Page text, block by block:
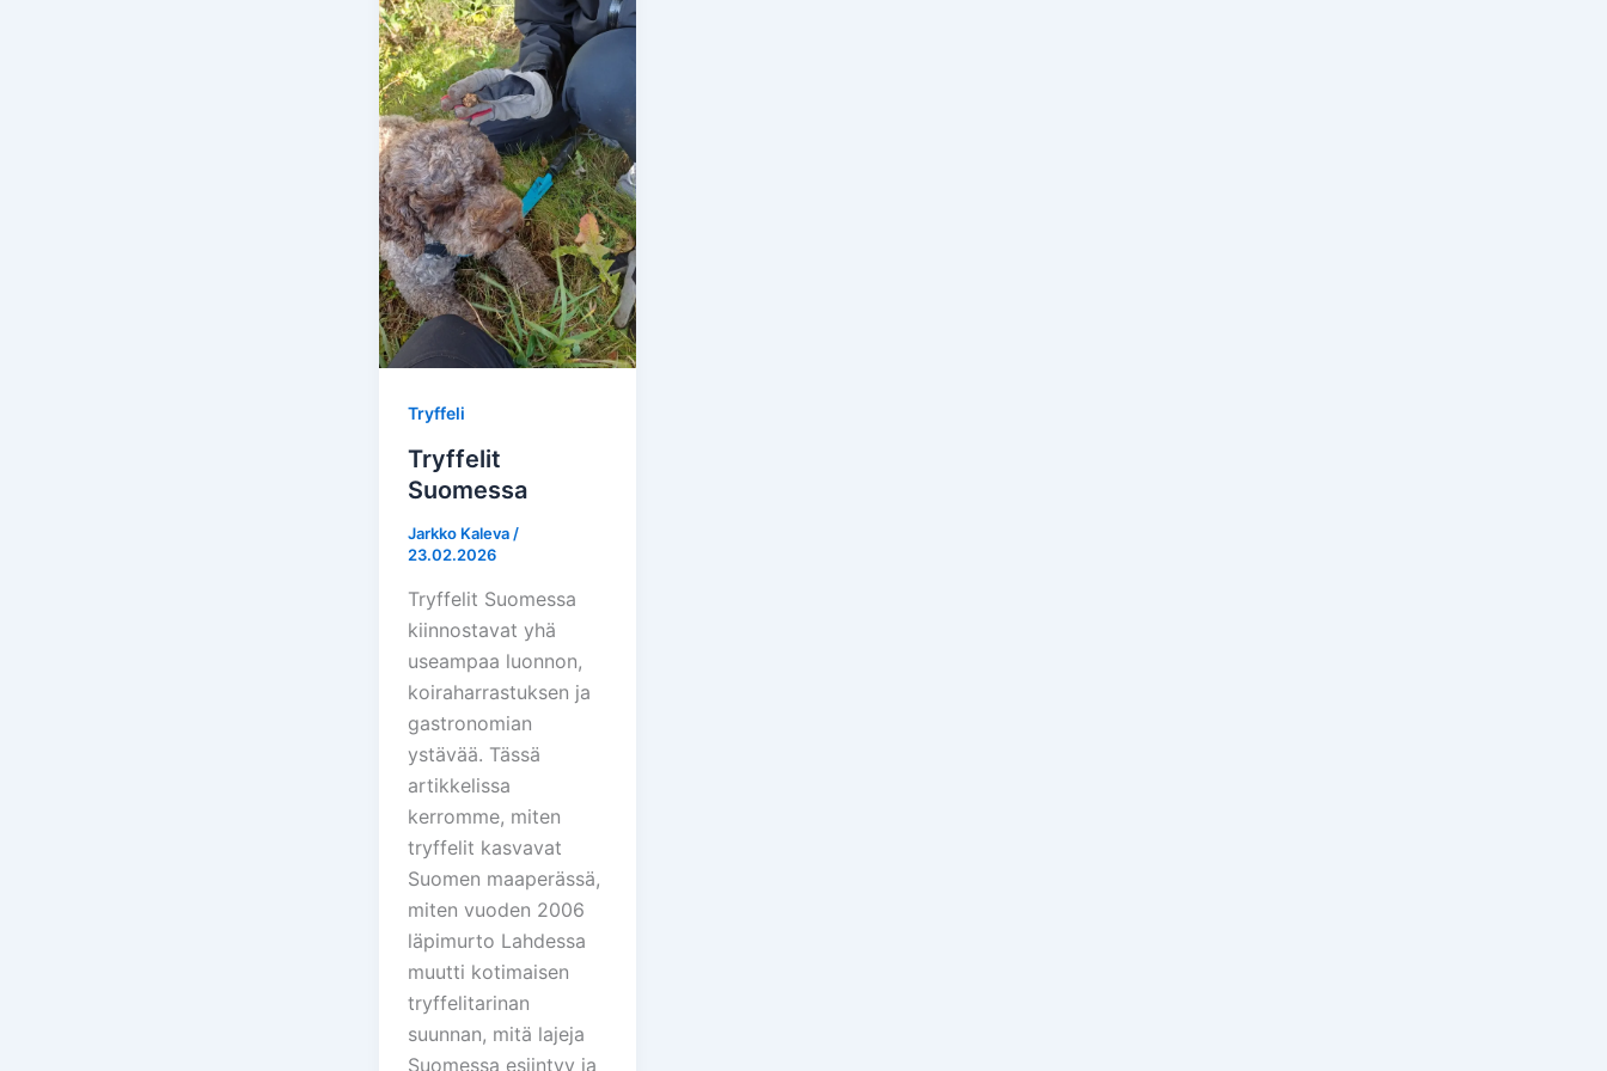
Tryffeli
Tryffelit
Suomessa
Jarkko Kaleva /
23.02.2026
Tryffelit Suomessa
kiinnostavat yhä
useampaa luonnon,
koiraharrastuksen ja
gastronomian
ystävää. Tässä
artikkelissa
kerromme, miten
tryffelit kasvavat
Suomen maaperässä,
miten vuoden 2006
läpimurto Lahdessa
muutti kotimaisen
tryffelitarinan
suunnan, mitä lajeja
Suomessa esiintyy ja